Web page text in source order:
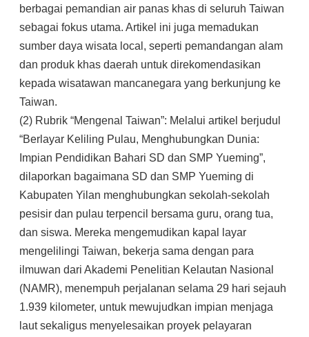
berbagai pemandian air panas khas di seluruh Taiwan
sebagai fokus utama. Artikel ini juga memadukan
sumber daya wisata local, seperti pemandangan alam
dan produk khas daerah untuk direkomendasikan
kepada wisatawan mancanegara yang berkunjung ke
Taiwan.
(2) Rubrik “Mengenal Taiwan”: Melalui artikel berjudul
“Berlayar Keliling Pulau, Menghubungkan Dunia:
Impian Pendidikan Bahari SD dan SMP Yueming”,
dilaporkan bagaimana SD dan SMP Yueming di
Kabupaten Yilan menghubungkan sekolah-sekolah
pesisir dan pulau terpencil bersama guru, orang tua,
dan siswa. Mereka mengemudikan kapal layar
mengelilingi Taiwan, bekerja sama dengan para
ilmuwan dari Akademi Penelitian Kelautan Nasional
(NAMR), menempuh perjalanan selama 29 hari sejauh
1.939 kilometer, untuk mewujudkan impian menjaga
laut sekaligus menyelesaikan proyek pelayaran